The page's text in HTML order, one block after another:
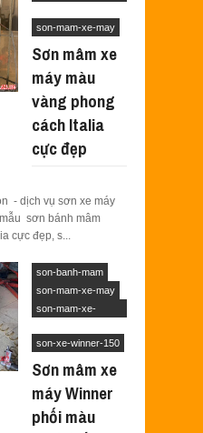
son-mam-xe-may
Sơn mâm xe
máy màu
vàng phong
cách Italia
cực đẹp
- dịch vụ sơn xe máy
sơn bánh mâm
cực đẹp, s...
son-banh-mam
son-mam-xe-may
son-mam-xe-
son-xe-winner-150
Sơn mâm xe
máy Winner
phối màu